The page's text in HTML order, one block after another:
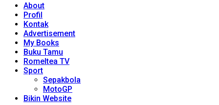
About
Profil
Kontak
Advertisement
My Books
Buku Tamu
Romeltea TV
Sport
Sepakbola
MotoGP
Bikin Website